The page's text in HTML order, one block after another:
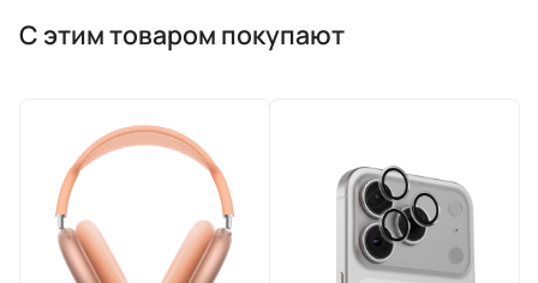
С этим товаром покупают